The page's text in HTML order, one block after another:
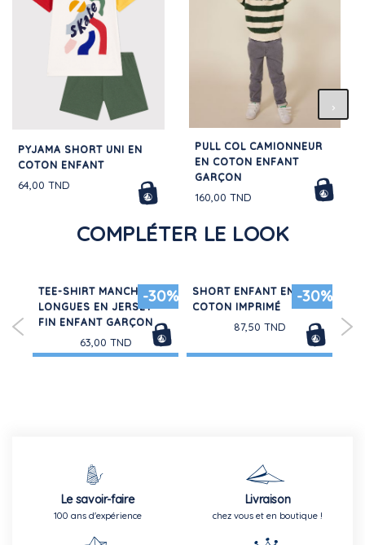
PYJAMA SHORT UNI EN
COTON ENFANT
64,00 TND
PULL COL CAMIONNEUR
EN COTON ENFANT
GARÇON
160,00 TND
COMPLÉTER LE LOOK
-30%
TEE-SHIRT MANCHES
LONGUES EN JERSEY
FIN ENFANT GARÇON
63,00 TND
-30%
SHORT ENFANT EN
COTON IMPRIMÉ
87,50 TND
Le savoir-faire
100 ans d'expérience
Livraison
chez vous et en boutique !